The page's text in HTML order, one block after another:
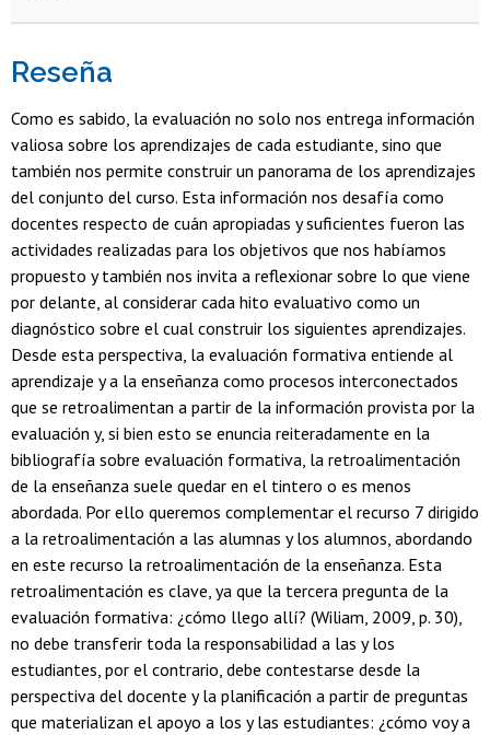
Reseña
Como es sabido, la evaluación no solo nos entrega información
valiosa sobre los aprendizajes de cada estudiante, sino que
también nos permite construir un panorama de los aprendizajes
del conjunto del curso. Esta información nos desafía como
docentes respecto de cuán apropiadas y suficientes fueron las
actividades realizadas para los objetivos que nos habíamos
propuesto y también nos invita a reflexionar sobre lo que viene
por delante, al considerar cada hito evaluativo como un
diagnóstico sobre el cual construir los siguientes aprendizajes.
Desde esta perspectiva, la evaluación formativa entiende al
aprendizaje y a la enseñanza como procesos interconectados
que se retroalimentan a partir de la información provista por la
evaluación y, si bien esto se enuncia reiteradamente en la
bibliografía sobre evaluación formativa, la retroalimentación
de la enseñanza suele quedar en el tintero o es menos
abordada. Por ello queremos complementar el recurso 7 dirigido
a la retroalimentación a las alumnas y los alumnos, abordando
en este recurso la retroalimentación de la enseñanza. Esta
retroalimentación es clave, ya que la tercera pregunta de la
evaluación formativa: ¿cómo llego allí? (Wiliam, 2009, p. 30),
no debe transferir toda la responsabilidad a las y los
estudiantes, por el contrario, debe contestarse desde la
perspectiva del docente y la planificación a partir de preguntas
que materializan el apoyo a los y las estudiantes: ¿cómo voy a